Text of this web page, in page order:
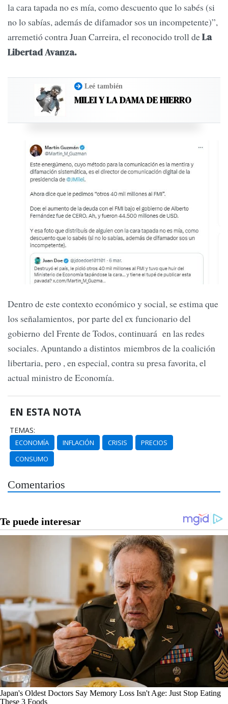
la cara tapada no es mía, como descuento que lo sabés (si
no lo sabías, además de difamador sos un incompetente)”,
arremetió contra Juan Carreira, el reconocido troll deLa
Libertad Avanza.
Leé también
MILEI Y LA DAMA DE HIERRO
Dentro de este contexto económico y social, se estima que
los señalamientos, por parte del ex funcionario del
gobierno del Frente de Todos, continuará en las redes
sociales. Apuntando a distintos miembros de la coalición
libertaria, pero , en especial, contra su presa favorita, el
actual ministro de Economía.
EN ESTA NOTA
TEMAS:
ECONOMÍA INFLACIÓN CRISIS
PRECIOS
CONSUMO
Comentarios